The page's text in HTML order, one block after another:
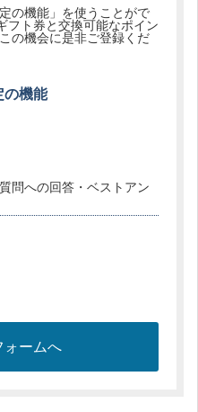
の機能」を使うことがで
フト券と交換可能なポイン
の機会に是非ご登録くだ
の機能
問への回答・ベストアン
ォームへ